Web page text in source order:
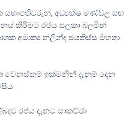
සභාපතිවරුන්, අධ්‍යක්ෂ මණ්ඩල සහ
කිරීමට රජය සලකා බලමින්
අමාත්‍ය නලින්ද ජයතිස්ස මහතා
වෙනස්කම් ඉක්මනින් දැනුම් දෙන
රජය දැනට සාකච්ඡා